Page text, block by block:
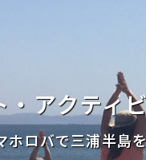
・アクティ
ホロバで三浦半島